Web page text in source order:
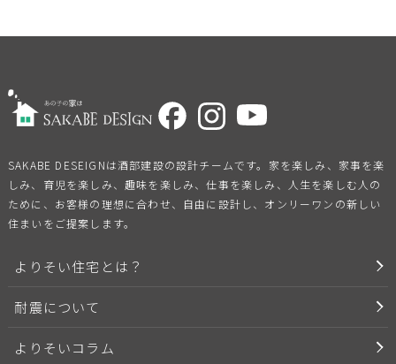
SAKABE DESEIGNは酒部建設の設計チームです。家を楽しみ、家事を楽
しみ、育児を楽しみ、趣味を楽しみ、仕事を楽しみ、人生を楽しむ人の
ために、お客様の理想に合わせ、自由に設計し、オンリーワンの新しい
住まいをご提案します。
よりそい住宅とは？
耐震について
よりそいコラム